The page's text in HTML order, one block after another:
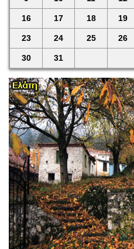
16 17 18 19
23 24 25 26
30 31